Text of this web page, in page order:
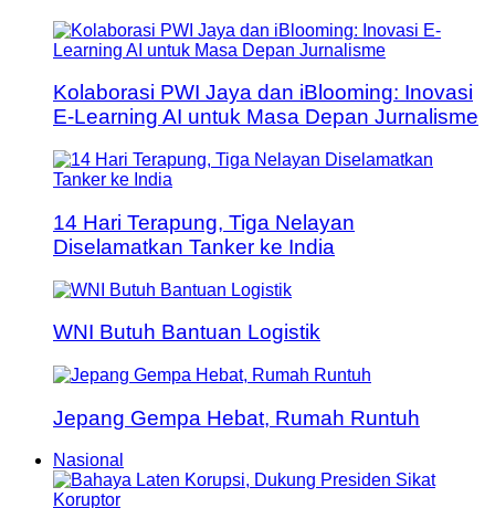
Kolaborasi PWI Jaya dan iBlooming: Inovasi
E-Learning AI untuk Masa Depan Jurnalisme
14 Hari Terapung, Tiga Nelayan
Diselamatkan Tanker ke India
WNI Butuh Bantuan Logistik
Jepang Gempa Hebat, Rumah Runtuh
Nasional